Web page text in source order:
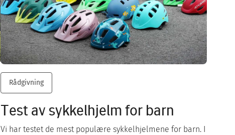
Rådgivning
Test av sykkelhjelm for barn
Vi har testet de mest populære sykkelhjelmene for barn. I